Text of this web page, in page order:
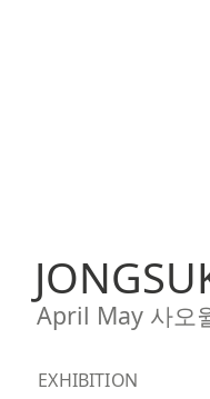
April May 사오
EXHIBITION